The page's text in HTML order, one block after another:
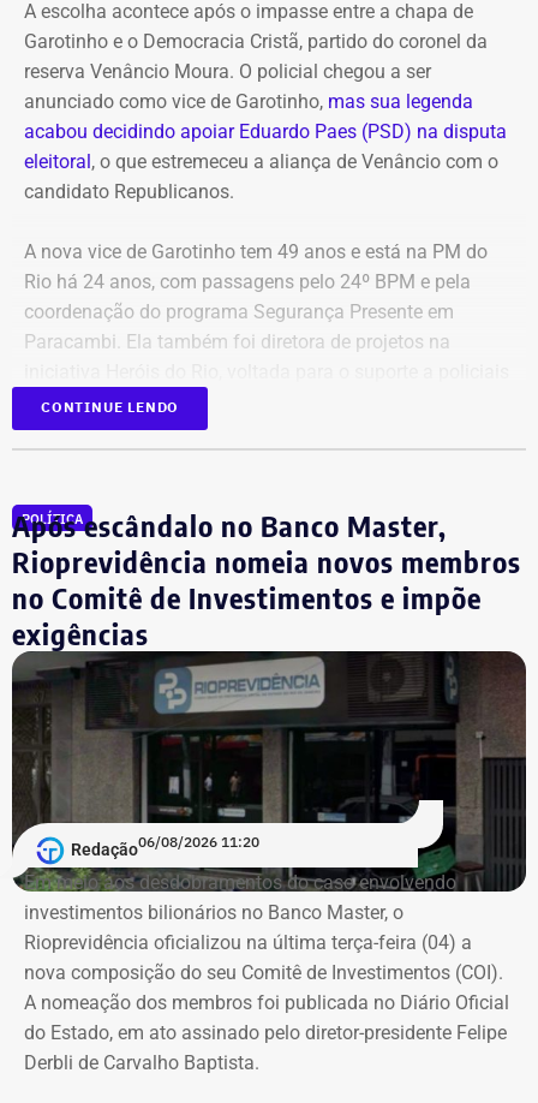
crime, sejam adotadas as medidas legais cabíveis,
incluindo o eventual oferecimento de denúncia.
Para embasar o pedido, a parlamentar anexou capturas
de tela da publicação e os links das postagens
divulgadas por Janones nas redes sociais.
A escolha acontece após o impasse entre a chapa de
Garotinho e o Democracia Cristã, partido do coronel da
reserva Venâncio Moura. O policial chegou a ser
anunciado como vice de Garotinho, mas sua legenda
acabou decidindo apoiar Eduardo Paes (PSD) na disputa
eleitoral, o que estremeceu a aliança de Venâncio com o
candidato Republicanos.
A nova vice de Garotinho tem 49 anos e está na PM do
Rio há 24 anos, com passagens pelo 24º BPM e pela
coordenação do programa Segurança Presente em
Paracambi. Ela também foi diretora de projetos na
feridos e a familiares de agentes falecidos.
própria do ex-governador Wilson Witzel, mas o político
desistiu da disputa para apoiar a campanha de Anthony
Garotinho.
Com informações de Lauro Jardim, do jornal “O Globo”.
CONTINUE LENDO
POLÍTICA
Após escândalo no Banco Master,
Rioprevidência nomeia novos membros
no Comitê de Investimentos e impõe
exigências
Redação06/08/2026 11:20
Em meio aos desdobramentos do caso envolvendo
investimentos bilionários no Banco Master, o
Rioprevidência oficializou na última terça-feira (04) a
nova composição do seu Comitê de Investimentos (COI).
A nomeação dos membros foi publicada no Diário Oficial
do Estado, em ato assinado pelo diretor-presidente Felipe
Derbli de Carvalho Baptista.